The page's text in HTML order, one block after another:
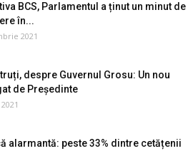
BCS, Parlamentul a ținut un minut de
în...
2021
despre Guvernul Grosu: Un nou
de Președinte
alarmantă: peste 33% dintre cetățenii